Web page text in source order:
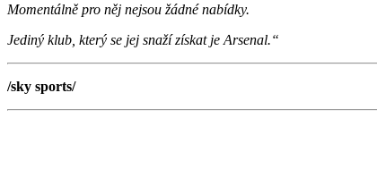
Momentálně pro něj nejsou žádné nabídky.
Jediný klub, který se jej snaží získat je Arsenal.“
/sky sports/